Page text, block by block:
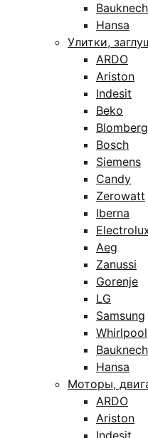
Hansa
Улитки,
ARDO
Ariston
Indesit
Beko
Blomberg
Bosch
Siemens
Candy
Zerowatt
Iberna
Aeg
Zanussi
Gorenje
LG
Samsung
Whirlpool
Hansa
Моторы,
ARDO
Ariston
Indesit